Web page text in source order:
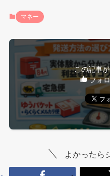
マネー
この記事
フォ
よかったら